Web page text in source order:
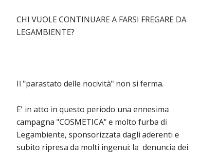
CHI VUOLE CONTINUARE A FARSI FREGARE DA
LEGAMBIENTE?
Il "parastato delle nocività" non si ferma.
E' in atto in questo periodo una ennesima
campagna "COSMETICA" e molto furba di
Legambiente, sponsorizzata dagli aderenti e
subito ripresa da molti ingenui: la denuncia dei